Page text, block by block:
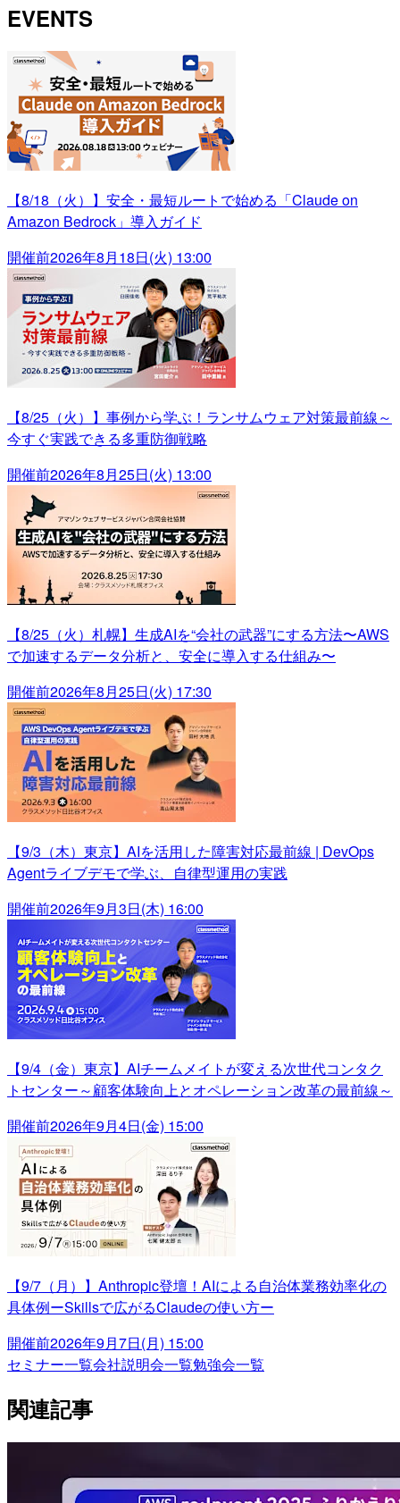
EVENTS
【8/18（火）】安全・最短ルートで始める「Claude on
Amazon Bedrock」導入ガイド
開催前2026年8月18日(火) 13:00
【8/25（火）】事例から学ぶ！ランサムウェア対策最前線～
今すぐ実践できる多重防御戦略
開催前2026年8月25日(火) 13:00
【8/25（火）札幌】生成AIを“会社の武器”にする方法〜AWS
で加速するデータ分析と、安全に導入する仕組み〜
開催前2026年8月25日(火) 17:30
【9/3（木）東京】AIを活用した障害対応最前線 | DevOps
Agentライブデモで学ぶ、自律型運用の実践
開催前2026年9月3日(木) 16:00
【9/4（金）東京】AIチームメイトが変える次世代コンタク
トセンター～顧客体験向上とオペレーション改革の最前線～
開催前2026年9月4日(金) 15:00
【9/7（月）】Anthropic登壇！AIによる自治体業務効率化の
具体例ーSkillsで広がるClaudeの使い方ー
開催前2026年9月7日(月) 15:00
セミナー一覧会社説明会一覧勉強会一覧
関連記事